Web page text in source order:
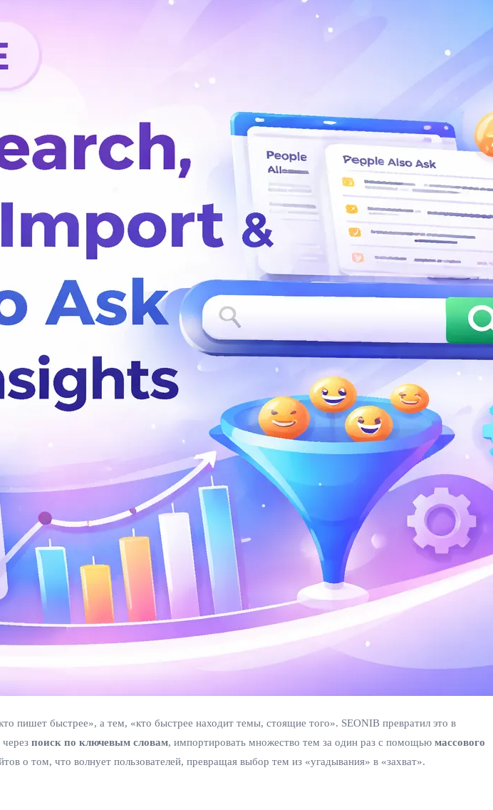
пишет быстрее», а тем, «кто быстрее находит темы, стоящие того». SEONIB превратил это в
поиск по ключевым словам, импортировать множество тем за один раз с помощью массового
о том, что волнует пользователей, превращая выбор тем из «угадывания» в «захват».